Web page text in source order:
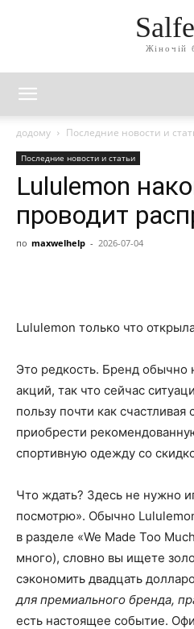
Жіночій
додому Последние новости и
Последние новости и статьи
Lululemon
проводит
по maxwelhelp - 2026-07-04
Lululemon только что
Это редкость. Бренд обычно
акций, так что сейчас
пользу почти как
приобрести
спортивную одежду со
Что ждать? Здесь не нужно
посмотрю». Обычно
в разделе «We Made Too
много), словно вы ищете
сэкономить двадцать
для премиального бренда,
есть настоящее событие.